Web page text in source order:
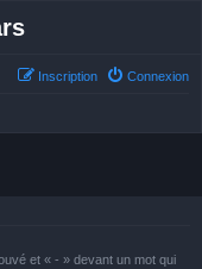
Connexion
Inscription
et « - » devant un mot qui